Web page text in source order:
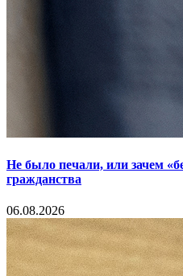
Не было печали, или зачем
гражданства
06.08.2026